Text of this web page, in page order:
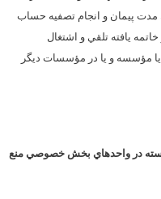
مدت پيمان و انجام تصفيه حساب
يافته تلقي و اشتغال
يا مؤسسه و يا در مؤسسات ديگر
در واحدهاي بخش خصوصي منع